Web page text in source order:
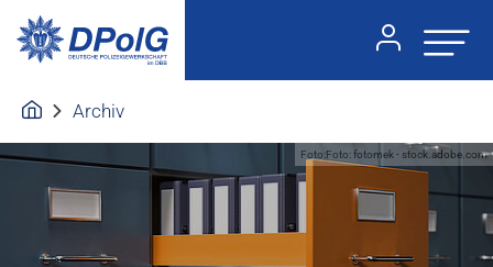
Archiv
Foto:Foto: fotomek - stock.adobe.com